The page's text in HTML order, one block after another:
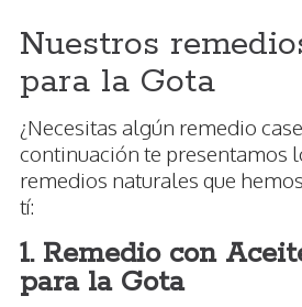
Nuestros
para la Gota
¿Necesitas algún remedio
continuación te presentamos
remedios naturales que
tí:
1. Remedio con
para la Gota